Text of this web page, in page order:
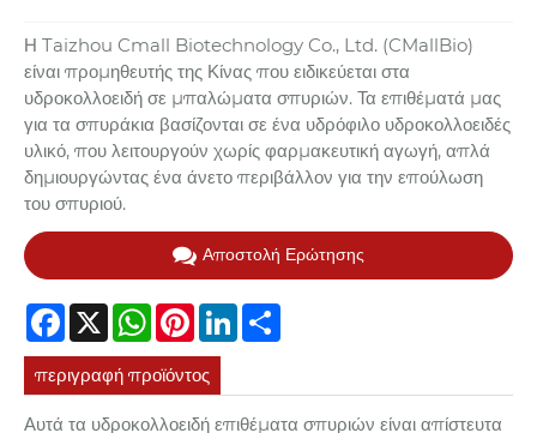
Η Taizhou Cmall Biotechnology Co., Ltd. (CMallBio)
είναι προμηθευτής της Κίνας που ειδικεύεται στα
υδροκολλοειδή σε μπαλώματα σπυριών. Τα επιθέματά μας
για τα σπυράκια βασίζονται σε ένα υδρόφιλο υδροκολλοειδές
υλικό, που λειτουργούν χωρίς φαρμακευτική αγωγή, απλά
δημιουργώντας ένα άνετο περιβάλλον για την επούλωση
του σπυριού.
Αποστολή Ερώτησης
Facebook
X WhatsApp
PinterestLinkedIn
περιγραφή προϊόντος
Αυτά τα υδροκολλοειδή επιθέματα σπυριών είναι απίστευτα